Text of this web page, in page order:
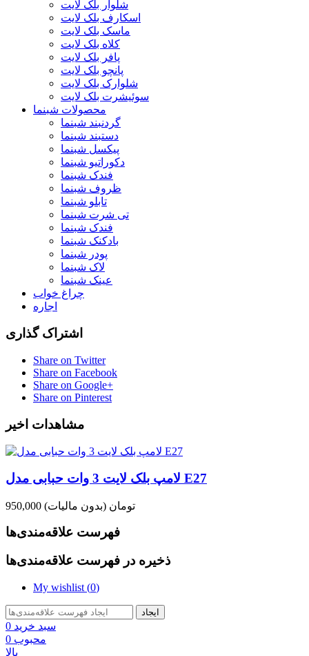
شلوار بلک لایت
اسکارف بلک لایت
ماسک بلک لایت
کلاه بلک لایت
پافر بلک لایت
پانچو بلک لایت
شلوارک بلک لایت
سوئیشرت بلک لایت
محصولات شبنما
گردنبند شبنما
دستبند شبنما
پیکسل شبنما
دکوراتیو شبنما
فندک شبنما
ظروف شبنما
تابلو شبنما
تی شرت شبنما
فندک شبنما
بادکنک شبنما
پودر شبنما
لاک شبنما
عینک شبنما
چراغ خواب
اجاره
اشتراک گذاری
Share on Twitter
Share on Facebook
Share on Google+
Share on Pinterest
مشاهدات اخیر
لامپ بلک لایت 3 وات حبابی مدل E27
950,000 تومان (بدون مالیات)
فهرست علاقه‌مندی‌ها
ذخیره در فهرست علاقه‌مندی‌ها
My wishlist (0)
ایجاد
سبد خرید 0
محبوب 0
بالا